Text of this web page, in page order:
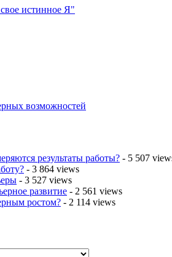
истинное Я"
возможностей
результаты работы? - 5 507
- 3 864 views
- 3 527 views
развитие - 2 561 views
ростом? - 2 114 views